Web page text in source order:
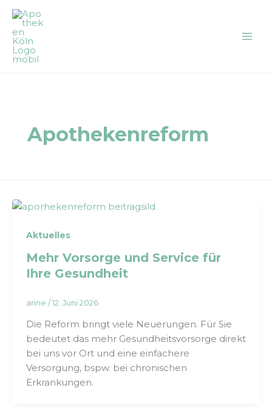
Zum
Inhalt
springen
Apothekenreform
Aktuelles
Mehr Vorsorge und Service für
Ihre Gesundheit
anne /12. Juni 2026
Die Reform bringt viele Neuerungen. Für Sie
bedeutet das mehr Gesundheitsvorsorge direkt
bei uns vor Ort und eine einfachere
Versorgung, bspw. bei chronischen
Erkrankungen.